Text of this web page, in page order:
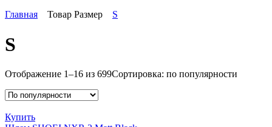
Главная
Товар Размер S
S
Отображение 1–16 из 699Сортировка: по популярности
Купить